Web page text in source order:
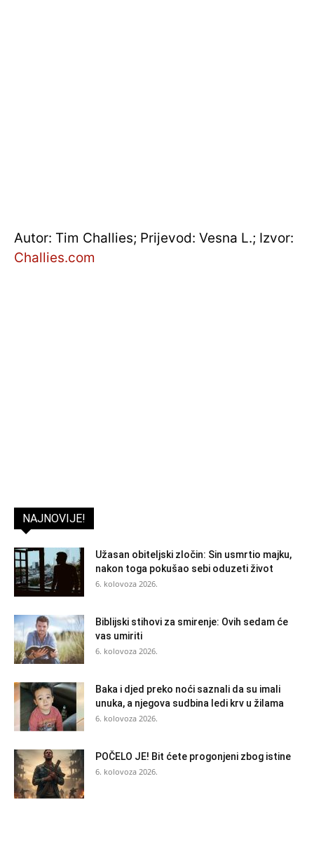
Autor: Tim Challies; Prijevod: Vesna L.; Izvor:
Challies.com
NAJNOVIJE!
Užasan obiteljski zločin: Sin usmrtio majku,
nakon toga pokušao sebi oduzeti život
6. kolovoza 2026.
Biblijski stihovi za smirenje: Ovih sedam će
vas umiriti
6. kolovoza 2026.
Baka i djed preko noći saznali da su imali
unuka, a njegova sudbina ledi krv u žilama
6. kolovoza 2026.
POČELO JE! Bit ćete progonjeni zbog istine
6. kolovoza 2026.